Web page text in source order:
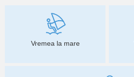
Vremea la mare